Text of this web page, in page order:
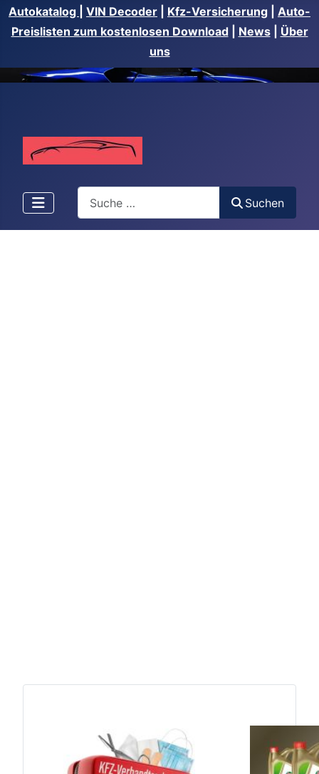
Autokatalog VIN Decoder Kfz-Versicherung
Auto-
Preislisten zum kostenlosen Download| News| Über
uns
Suchen